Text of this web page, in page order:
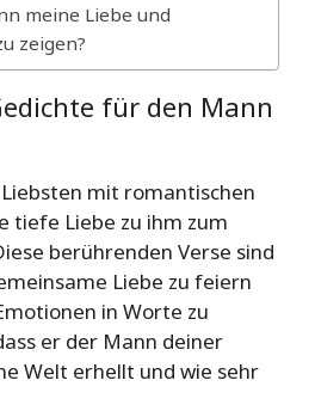
meine Liebe und
zeigen?
für den Mann
mit romantischen
tiefe Liebe zu ihm zum
berührenden Verse sind
Liebe zu feiern
in Worte zu
er der Mann deiner
Welt erhellt und wie sehr